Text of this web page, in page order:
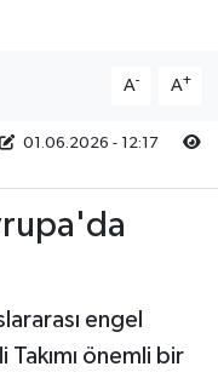
A- A+
01.06.2026 - 12:17
engel
Takımı önemli bir